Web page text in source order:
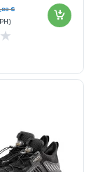
€
★